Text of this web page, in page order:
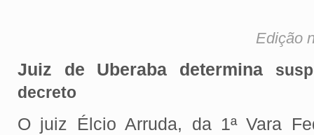
Edição
Juiz de Uberaba determina
decreto
O juiz Élcio Arruda, da 1ª Vara